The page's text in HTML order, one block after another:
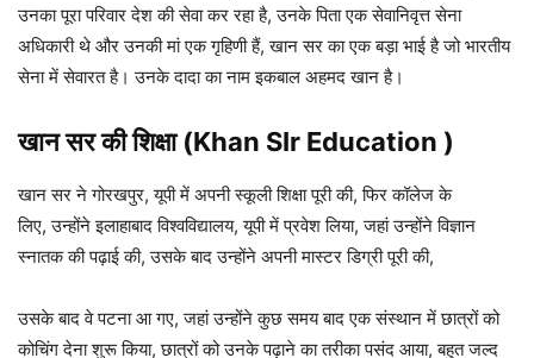
उनका पूरा परिवार देश की सेवा कर रहा है, उनके पिता एक सेवानिवृत्त सेना
अधिकारी थे और उनकी मां एक गृहिणी हैं, खान सर का एक बड़ा भाई है जो भारतीय
सेना में सेवारत है। उनके दादा का नाम इकबाल अहमद खान है।
खान सरकी शिक्षा (Khan SIr Education )
खान सर ने गोरखपुर, यूपी में अपनी स्कूली शिक्षा पूरी की, फिर कॉलेज के
लिए,उन्होंने इलाहाबाद विश्वविद्यालय, यूपी में प्रवेश लिया, जहां उन्होंने विज्ञान
स्नातक की पढ़ाई की, उसके बाद उन्होंने अपनी मास्टर डिग्री पूरी की,
उसके बाद वे पटना आ गए, जहां उन्होंने कुछ समय बाद एक संस्थान में छात्रों को
कोचिंग देना शुरू किया, छात्रों को उनके पढ़ाने का तरीका पसंद आया, बहुत जल्द